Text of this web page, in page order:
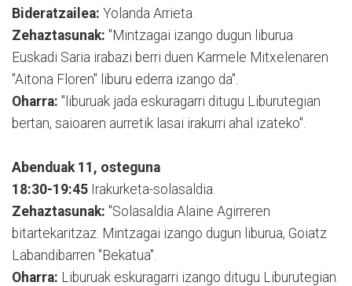
Bideratzailea: Yolanda Arrieta.
Zehaztasunak: "Mintzagai izango dugun liburua
Euskadi Saria irabazi berri duen Karmele Mitxelenaren
"Aitona Floren" liburu ederra izango da".
Oharra: "liburuak jada eskuragarri ditugu Liburutegian
bertan, saioaren aurretik lasai irakurri ahal izateko".
Abenduak 11, osteguna
18:30-19:45 Irakurketa-solasaldia.
Zehaztasunak: "Solasaldia Alaine Agirreren
bitartekaritzaz. Mintzagai izango dugun liburua, Goiatz
Labandibarren "Bekatua".
Oharra: Liburuak eskuragarri izango ditugu Liburutegian.